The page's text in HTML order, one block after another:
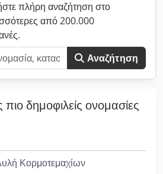
πλήρη αναζήτηση στο
από 200.000
Αναζήτηση
πιο δημοφιλείς ονομασίες
Κορμοτεμαχίων